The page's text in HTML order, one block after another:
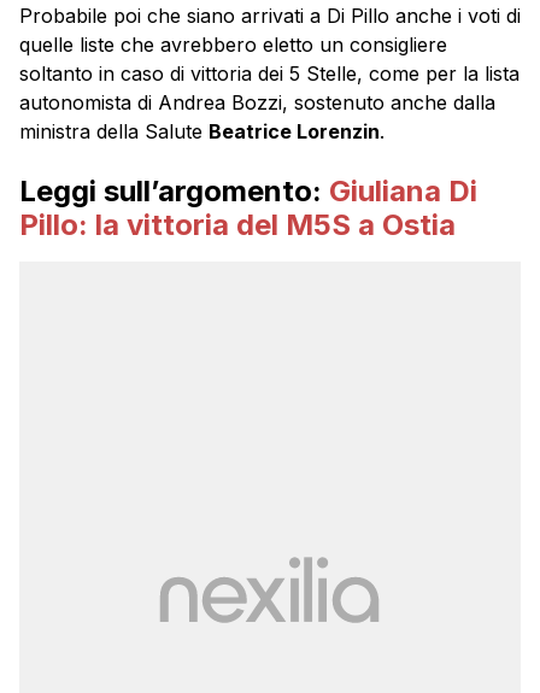
Probabile poi che siano arrivati a Di Pillo anche i voti di
quelle liste che avrebbero eletto un consigliere
soltanto in caso di vittoria dei 5 Stelle, come per la lista
autonomista di Andrea Bozzi, sostenuto anche dalla
ministra della Salute Beatrice Lorenzin.
Leggi sull’argomento: Giuliana Di
Pillo: la vittoria del M5S a Ostia